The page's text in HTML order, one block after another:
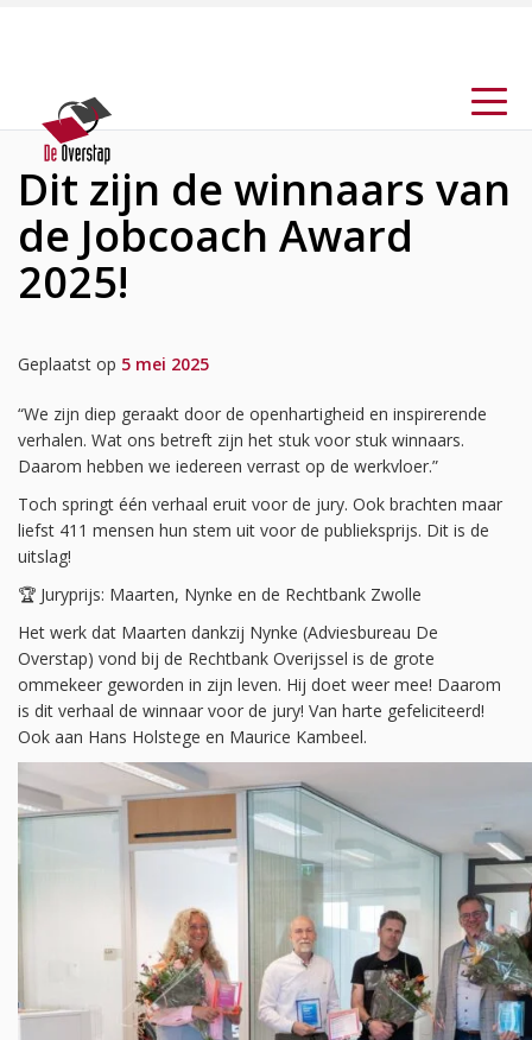
Dit zijn de winnaars van
de Jobcoach Award
2025!
Geplaatst op 5 mei 2025
“We zijn diep geraakt door de openhartigheid en inspirerende
verhalen. Wat ons betreft zijn het stuk voor stuk winnaars.
Daarom hebben we iedereen verrast op de werkvloer.”
Toch springt één verhaal eruit voor de jury. Ook brachten maar
liefst 411 mensen hun stem uit voor de publieksprijs. Dit is de
uitslag!
🏆 Juryprijs: Maarten, Nynke en de Rechtbank Zwolle
Het werk dat Maarten dankzij Nynke (Adviesbureau De
Overstap) vond bij de Rechtbank Overijssel is de grote
ommekeer geworden in zijn leven. Hij doet weer mee! Daarom
is dit verhaal de winnaar voor de jury! Van harte gefeliciteerd!
Ook aan Hans Holstege en Maurice Kambeel.